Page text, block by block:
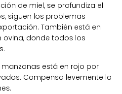
de miel, se profundiza el
siguen los problemas
También está en
ovina, donde todos los
está en rojo por
Compensa levemente la